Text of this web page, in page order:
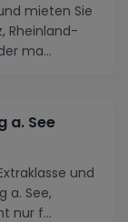
mieten Sie
Rheinland-
ma...
a. See
und
a. See,
nur f...